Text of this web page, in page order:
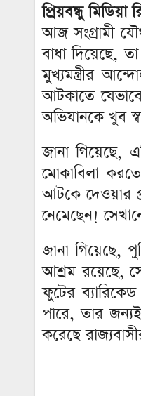
প্রিয়বন্ধু মিডিয়া
আজ সংগ্রামী
বাধা দিয়েছে,
মুখ্যমন্ত্রীর
আটকাতে
অভিযানকে খুব
জানা গিয়েছে,
মোকাবিলা
আটকে দেওয়ার
নেমেছেন!
জানা গিয়েছে,
আশ্রম রয়েছে,
ফুটের
পারে, তার
করেছে